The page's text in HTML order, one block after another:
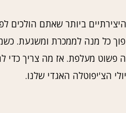
ביותר שאתם הולכים
כל מנה לממכרת ומשגעת.
פשוט מעלפת. אז מה צריך כדי
הצ'יפוטלה האגדי שלנו.